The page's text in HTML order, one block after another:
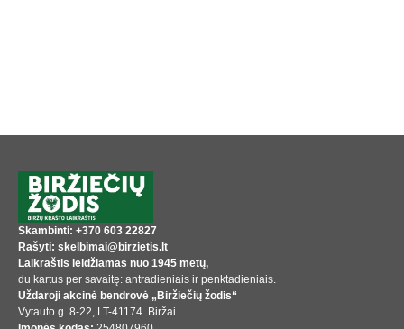
Skambinti: +370 603 22827
Rašyti: skelbimai@birzietis.lt
Laikraštis leidžiamas nuo 1945 metų,
du kartus per savaitę: antradieniais ir penktadieniais.
Uždaroji akcinė bendrovė „Biržiečių žodis“
Vytauto g. 8-22, LT-41174. Biržai